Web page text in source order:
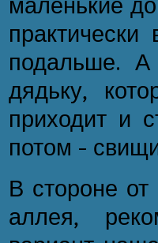
подальше. А
дядьку,
приходит и
потом -
В стороне от
аллея,